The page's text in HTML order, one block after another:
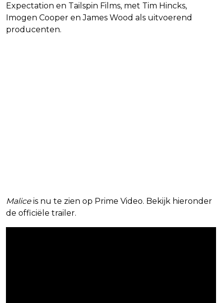
Expectation en Tailspin Films, met Tim Hincks,
Imogen Cooper en James Wood als uitvoerend
producenten.
Maliceis nu te zien op Prime Video. Bekijk hieronder
de officiële trailer.